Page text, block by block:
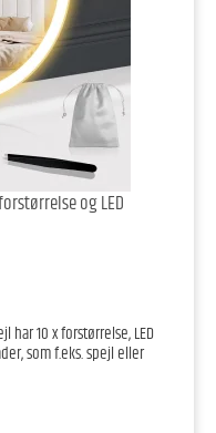
og LED
10 x forstørrelse, LED
som f.eks. spejl eller